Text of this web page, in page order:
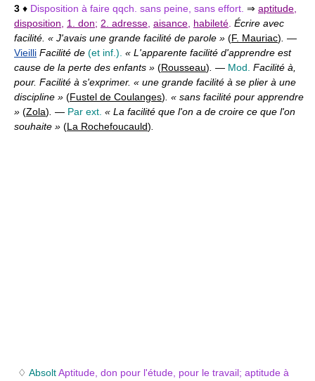
3 ♦ Disposition à faire qqch. sans peine, sans effort. ⇒ aptitude
disposition
1. don; 2. adresse aisance habileté Écrire avec
facilité. « J'avais une grande facilité de parole » (F. Mauriac) —
Vieilli Facilité de (et inf.). « L'apparente facilité d'apprendre est
cause de la perte des enfants » (Rousseau) — Mod. Facilité à,
pour. Facilité à s'exprimer. « une grande facilité à se plier à une
discipline » (Fustel de Coulanges) . « sans facilité pour apprendre
» (Zola) — Par ext. « La facilité que l'on a de croire ce que l'on
souhaite » (La Rochefoucauld)
♢ AbsoltAptitude, don pour l'étude, pour le travail; aptitude à